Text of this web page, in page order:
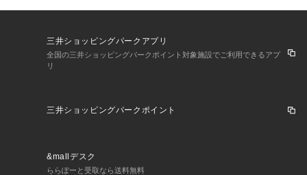
三井ショッピングパークアプリ
全国の三井ショッピングパークポイント対象施設でご利用できるアプ
リ
三井ショッピングパークポイント
&mallデスク
ららぽーと受取なら送料無料